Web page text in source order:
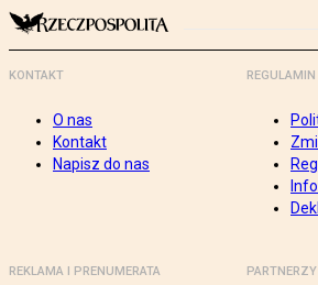
KONTAKT
O nas
Kontakt
Napisz do nas
REGULAMIN
REKLAMA I PRENUMERATA PARTNERZY